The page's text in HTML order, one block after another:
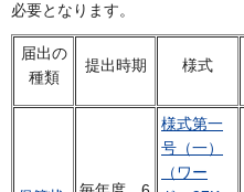
必要となります。
届出の
種類
提出時期 様式
様式第一
号（一）
（ワー